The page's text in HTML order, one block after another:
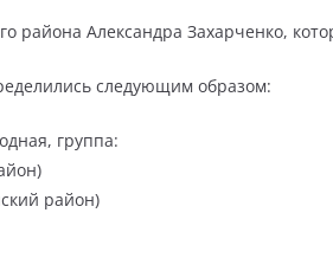
района Александра Захарченко,
следующим образом:
группа:
район)